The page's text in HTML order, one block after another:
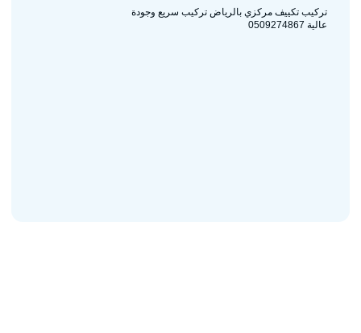
تركيب تكييف مركزي بالرياض تركيب سريع وجودة
عالية 0509274867